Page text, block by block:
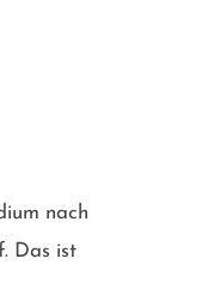
nach
Das ist